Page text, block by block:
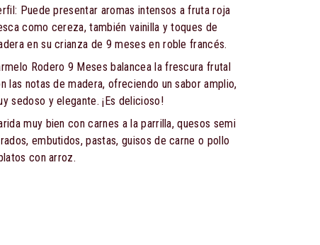
Puede presentar aromas intensos a fruta roja
como cereza, también vainilla y toques de
en su crianza de 9 meses en roble francés.
Rodero 9 Meses balancea la frescura frutal
las notas de madera, ofreciendo un sabor amplio,
sedoso y elegante. ¡Es delicioso!
muy bien con carnes a la parrilla, quesos semi
embutidos, pastas, guisos de carne o pollo
con arroz.